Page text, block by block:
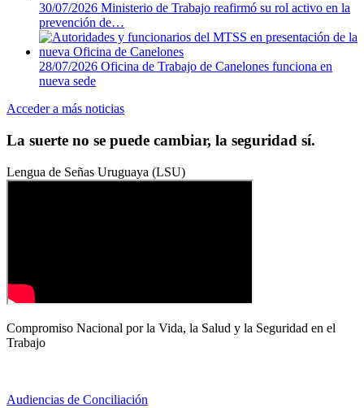
30/07/2026 Ministerio de Trabajo reafirmó su rol activo en la
prevención de…
28/07/2026 Oficina de Trabajo de Canelones funciona en
nueva sede
Acceder a más noticias
La suerte no se puede cambiar, la seguridad sí.
Lengua de Señas Uruguaya (LSU)
Compromiso Nacional por la Vida, la Salud y la Seguridad en el
Trabajo
Audiencias de Conciliación